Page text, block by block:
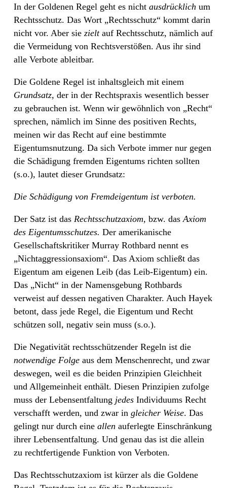
In der Goldenen Regel geht es nicht ausdrücklich um
Rechtsschutz. Das Wort „Rechtsschutz“ kommt darin
nicht vor. Aber sie zielt auf Rechtsschutz, nämlich auf
die Vermeidung von Rechtsverstößen. Aus ihr sind
alle Verbote ableitbar.
Die Goldene Regel ist inhaltsgleich mit einem
Grundsatz, der in der Rechtspraxis wesentlich besser
zu gebrauchen ist. Wenn wir gewöhnlich von „Recht“
sprechen, nämlich im Sinne des positiven Rechts,
meinen wir das Recht auf eine bestimmte
Eigentumsnutzung. Da sich Verbote immer nur gegen
die Schädigung fremden Eigentums richten sollten
(s.o.), lautet dieser Grundsatz:
Die Schädigung von Fremdeigentum ist verboten.
Der Satz ist das Rechtsschutzaxiom, bzw. dasAxiom
des Eigentumsschutzes. Der amerikanische
Gesellschaftskritiker Murray Rothbard nennt es
„Nichtaggressionsaxiom“. Das Axiom schließt das
Eigentum am eigenen Leib (das Leib-Eigentum) ein.
Das „Nicht“ in der Namensgebung Rothbards
verweist auf dessen negativen Charakter. Auch Hayek
betont, dass jede Regel, die Eigentum und Recht
schützen soll, negativ sein muss (s.o.).
Die Negativität rechtsschützender Regeln ist die
notwendige Folge aus dem Menschenrecht, und zwar
deswegen, weil es die beiden Prinzipien Gleichheit
und Allgemeinheit enthält. Diesen Prinzipien zufolge
muss der Lebensentfaltung jedes Individuums Recht
verschafft werden, und zwar in gleicher Weise. Das
gelingt nur durch eine allen auferlegte Einschränkung
ihrer Lebensentfaltung. Und genau das ist die allein
zu rechtfertigende Funktion von Verboten.
Das Rechtsschutzaxiom ist kürzer als die Goldene